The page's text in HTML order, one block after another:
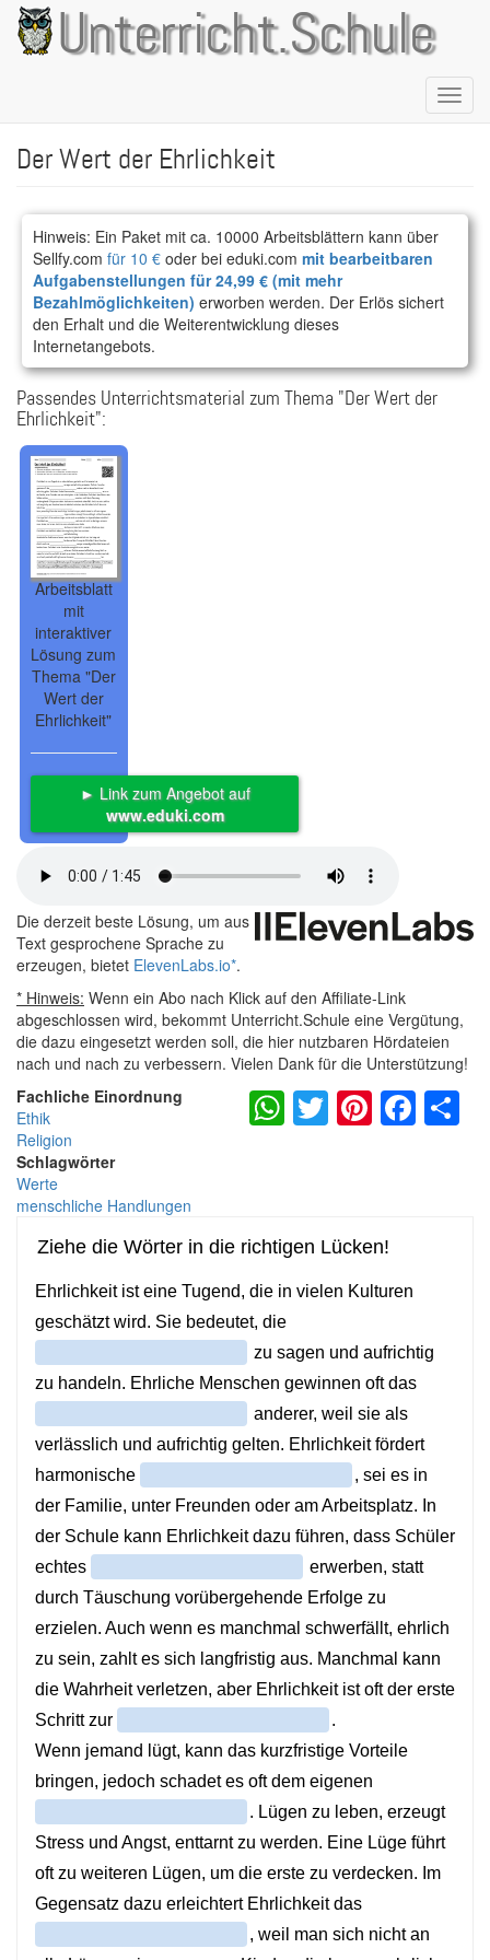
Direkt
zum
Inhalt
Unterricht.Schule
Der Wert der Ehrlichkeit
Hinweis: Ein Paket mit ca. 10000 Arbeitsblättern kann über
Sellfy.com für 10 € oder bei eduki.com mit bearbeitbaren
Aufgabenstellungen für 24,99 € (mit mehr
Bezahlmöglichkeiten) erworben werden. Der Erlös sichert
den Erhalt und die Weiterentwicklung dieses
Internetangebots.
Passendes Unterrichtsmaterial zum Thema "Der Wert der
Ehrlichkeit":
Arbeitsblatt
mit
interaktiver
Lösung zum
Thema "Der
Wert der
Ehrlichkeit"
► Link zum Angebot auf
www.eduki.com
Die derzeit beste Lösung, um aus
Text gesprochene Sprache zu
erzeugen, bietet ElevenLabs.io*.
* Hinweis: Wenn ein Abo nach Klick auf den Affiliate-Link
abgeschlossen wird, bekommt Unterricht.Schule eine Vergütung,
die dazu eingesetzt werden soll, die hier nutzbaren Hördateien
nach und nach zu verbessern. Vielen Dank für die Unterstützung!
Fachliche Einordnung
Ethik
Religion
Schlagwörter
Werte
menschliche Handlungen
WhatsApp
Twitter